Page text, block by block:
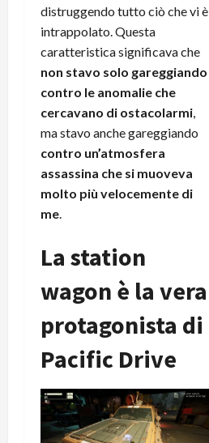
distruggendo tutto ciò che vi è
intrappolato. Questa
caratteristica significava che
non stavo solo gareggiando
contro le anomalie che
cercavano di ostacolarmi,
ma stavo anche gareggiando
contro un’atmosfera
assassina che si muoveva
molto più velocemente di
me.
La station
wagon è la vera
protagonista di
Pacific Drive